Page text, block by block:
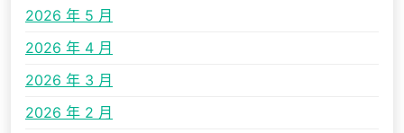
2026 年 5 月
2026 年 4 月
2026 年 3 月
2026 年 2 月